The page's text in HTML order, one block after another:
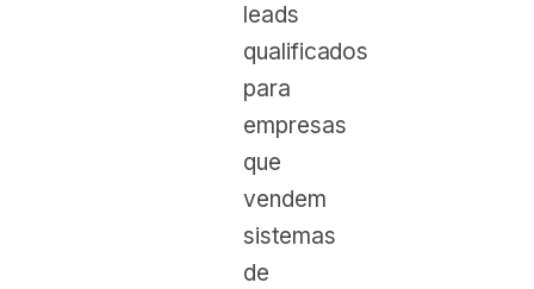
leads
qualificados
para
empresas
que
vendem
sistemas
de